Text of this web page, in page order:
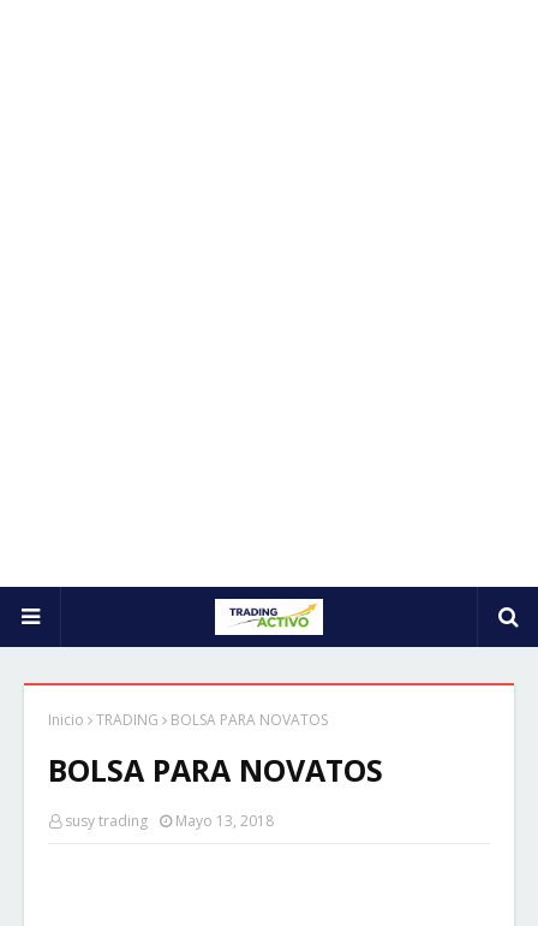
Inicio TRADING BOLSA PARA NOVATOS
BOLSA PARA NOVATOS
susy trading Mayo 13, 2018